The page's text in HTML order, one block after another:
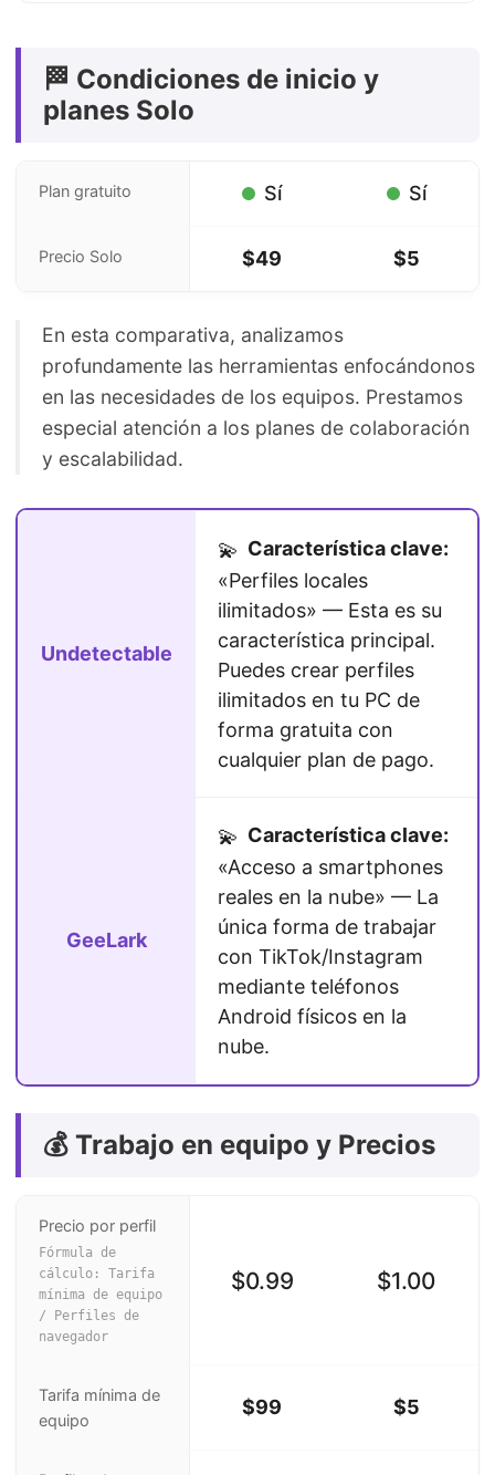
🏁 Condiciones de inicio y
planes Solo
Plan gratuito Sí Sí
Precio Solo $49 $5
En esta comparativa, analizamos
profundamente las herramientas enfocándonos
en las necesidades de los equipos. Prestamos
especial atención a los planes de colaboración
y escalabilidad.
Undetectable
💫 Característica clave:
«Perfiles locales
ilimitados» — Esta es su
característica principal.
Puedes crear perfiles
ilimitados en tu PC de
forma gratuita con
cualquier plan de pago.
GeeLark
💫 Característica clave:
«Acceso a smartphones
reales en la nube» — La
única forma de trabajar
con TikTok/Instagram
mediante teléfonos
Android físicos en la
nube.
💰 Trabajo en equipo y Precios
Precio por perfil
Fórmula de
cálculo: Tarifa
mínima de equipo
/ Perfiles de
navegador
$0.99 $1.00
Tarifa mínima de
equipo
$99 $5